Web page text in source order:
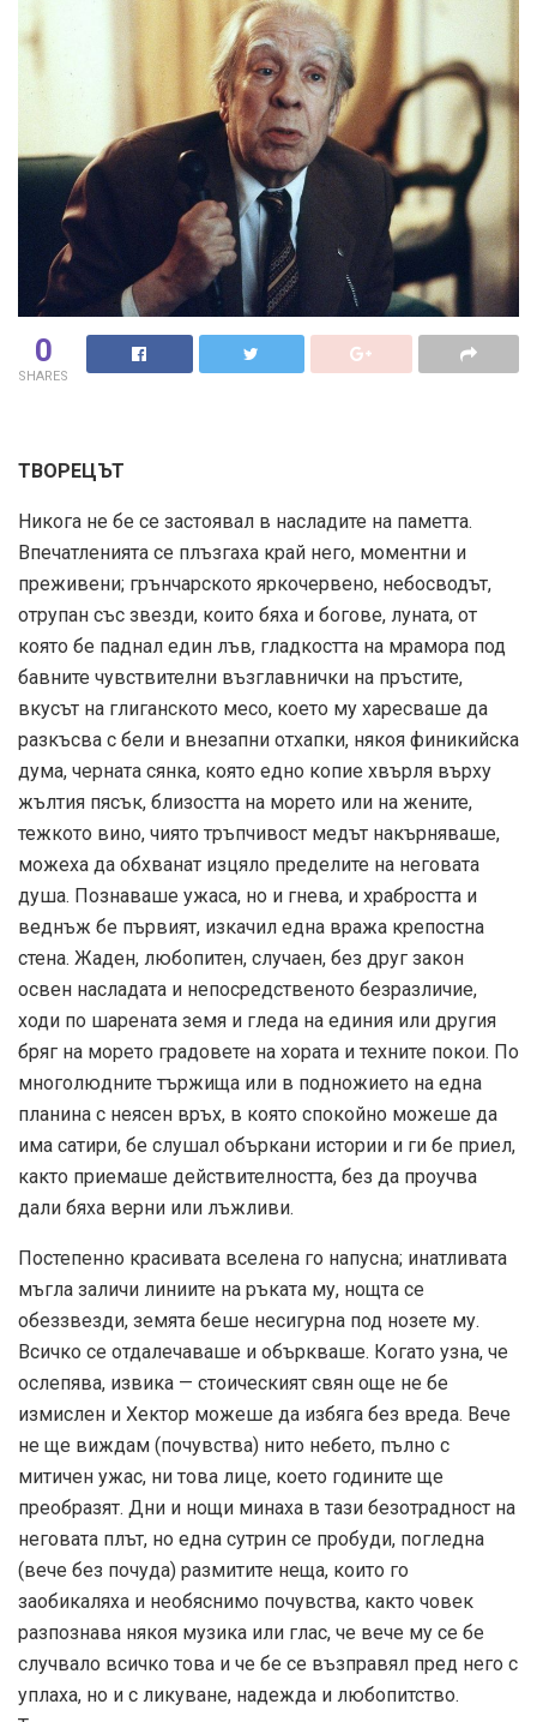
0
SHARES
ТВОРЕЦЪТ
Никога не бе се застоявал в насладите на паметта.
Впечатленията се плъзгаха край него, моментни и
преживени; грънчарското яркочервено, небосводът,
отрупан със звезди, които бяха и богове, луната, от
която бе паднал един лъв, гладкостта на мрамора под
бавните чувствителни възглавнички на пръстите,
вкусът на глиганското месо, което му харесваше да
разкъсва с бели и внезапни отхапки, някоя финикийска
дума, черната сянка, която едно копие хвърля върху
жълтия пясък, близостта на морето или на жените,
тежкото вино, чиято тръпчивост медът накърняваше,
можеха да обхванат изцяло пределите на неговата
душа. Познаваше ужаса, но и гнева, и храбростта и
веднъж бе първият, изкачил една вража крепостна
стена. Жаден, любопитен, случаен, без друг закон
освен насладата и непосредственото безразличие,
ходи по шарената земя и гледа на единия или другия
бряг на морето градовете на хората и техните покои. По
многолюдните тържища или в подножието на една
планина с неясен връх, в която спокойно можеше да
има сатири, бе слушал объркани истории и ги бе приел,
както приемаше действителността, без да проучва
дали бяха верни или лъжливи.
Постепенно красивата вселена го напусна; инатливата
мъгла заличи линиите на ръката му, нощта се
обеззвезди, земята беше несигурна под нозете му.
Всичко се отдалечаваше и объркваше. Когато узна, че
ослепява, извика — стоическият свян още не бе
измислен и Хектор можеше да избяга без вреда. Вече
не ще виждам (почувства) нито небето, пълно с
митичен ужас, ни това лице, което годините ще
преобразят. Дни и нощи минаха в тази безотрадност на
неговата плът, но една сутрин се пробуди, погледна
(вече без почуда) размитите неща, които го
заобикаляха и необяснимо почувства, както човек
разпознава някоя музика или глас, че вече му се бе
случвало всичко това и че бе се възправял пред него с
уплаха, но и с ликуване, надежда и любопитство.